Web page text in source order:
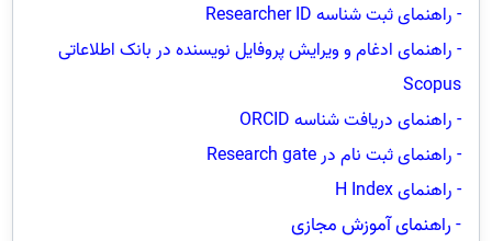
- راهنمای ثبت شناسهResearcher ID
- راهنمای ادغام و ویرایش پروفایل نویسنده در بانک اطلاعاتی
Scopus
- راهنمای دریافت شناسهORCID
- راهنمای ثبت نام درResearch gate
- راهنمایH Index
- راهنمای آموزش مجازی